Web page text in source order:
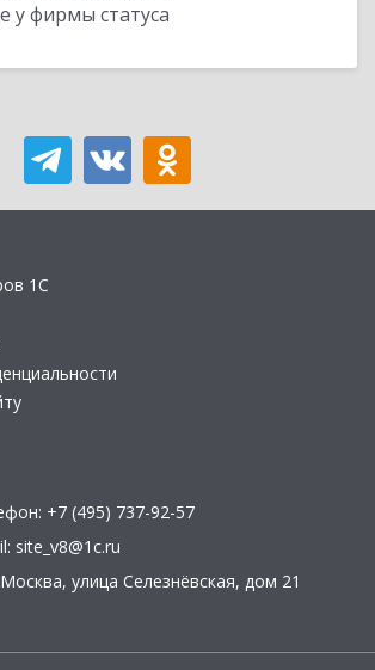
у фирмы статуса
1С
+7 (495) 737-92-57
site_v8@1c.ru
, улица Селезнёвская, дом 21